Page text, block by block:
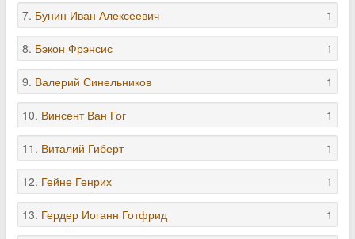
7. Бунин Иван Алексеевич 1
8. Бэкон Фрэнсис 1
9. Валерий Синельников 1
10. Винсент Ван Гог 1
11. Виталий Гиберт 1
12. Гейне Генрих 1
13. Гердер Иоганн Готфрид 1